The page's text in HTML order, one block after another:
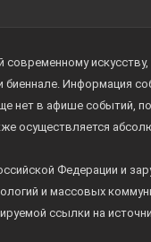
искусству,
Информация
нет в афише событий,
осуществляется
Федерации и
и массовых
ссылки на